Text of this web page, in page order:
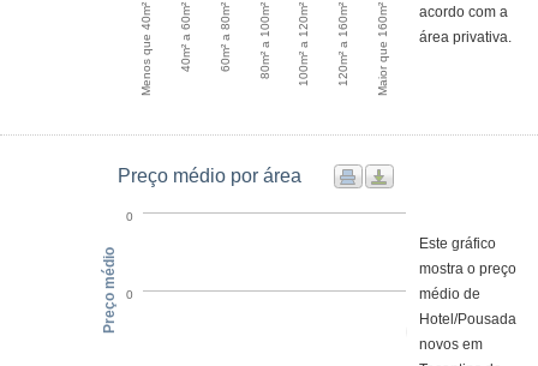
Menos que 40m² 40m² a 60m² 60m² a 80m² 80m² a 100m² 100m² a 120m² 120m² a 160m² Maior que 160m²
acordo com a
área privativa.
Preço médio por área
0
0
Preço médio
Este gráfico
mostra o preço
médio de
Hotel/Pousada
novos em